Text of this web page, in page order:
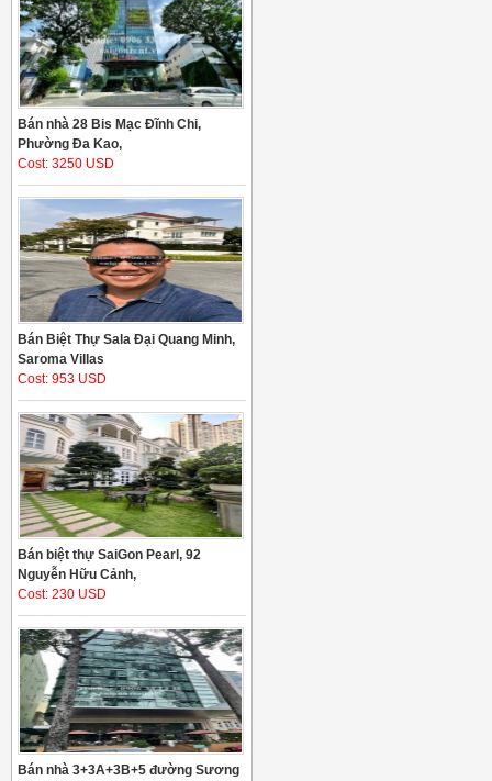
Bán nhà 28 Bis Mạc Đĩnh Chi,
Phường Đa Kao,
Cost: 3250 USD
Bán Biệt Thự Sala Đại Quang Minh,
Saroma Villas
Cost: 953 USD
Bán biệt thự SaiGon Pearl, 92
Nguyễn Hữu Cảnh,
Cost: 230 USD
Bán nhà 3+3A+3B+5 đường Sương